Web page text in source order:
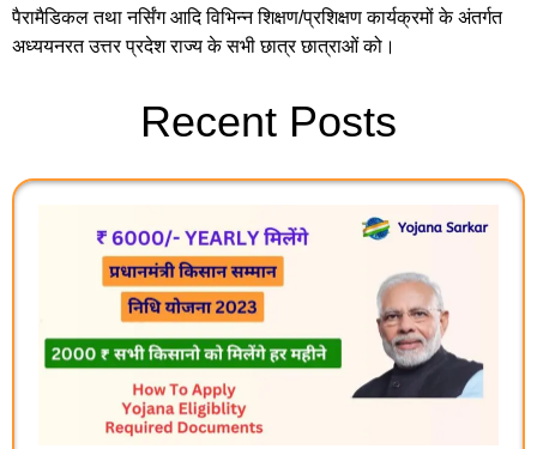
पैरामैडिकल तथा नर्सिंग आदि विभिन्न शिक्षण/प्रशिक्षण कार्यक्रमों के अंतर्गत
अध्ययनरत उत्तर प्रदेश राज्य के सभी छात्र छात्राओं को।
Recent Posts